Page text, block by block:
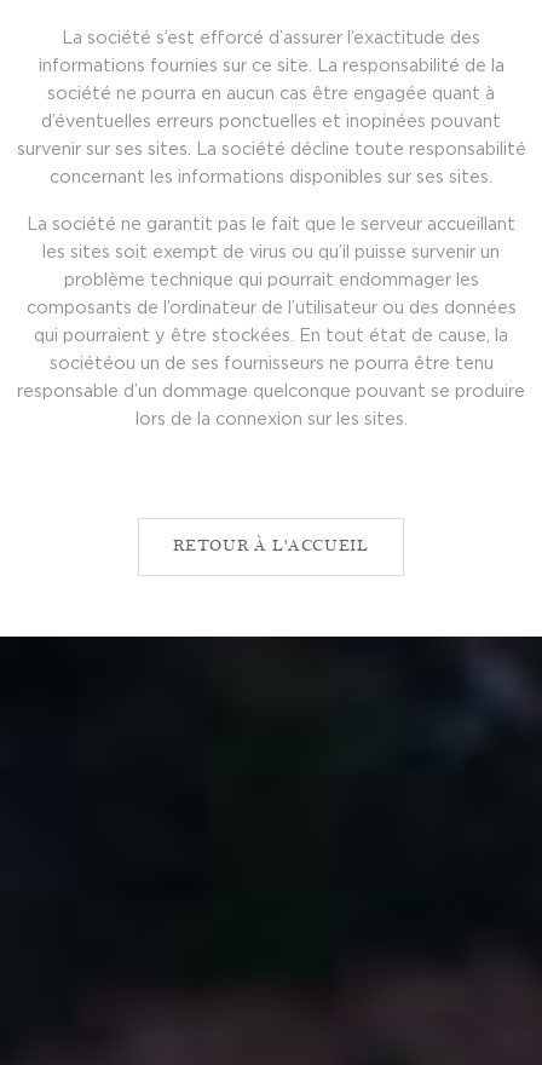
La société s’est efforcé d’assurer l’exactitude des
informations fournies sur ce site. La responsabilité de la
société ne pourra en aucun cas être engagée quant à
d’éventuelles erreurs ponctuelles et inopinées pouvant
survenir sur ses sites. La société décline toute responsabilité
concernant les informations disponibles sur ses sites.
La société ne garantit pas le fait que le serveur accueillant
les sites soit exempt de virus ou qu’il puisse survenir un
problème technique qui pourrait endommager les
composants de l’ordinateur de l’utilisateur ou des données
qui pourraient y être stockées. En tout état de cause, la
sociétéou un de ses fournisseurs ne pourra être tenu
responsable d’un dommage quelconque pouvant se produire
lors de la connexion sur les sites.
RETOUR À L'ACCUEIL